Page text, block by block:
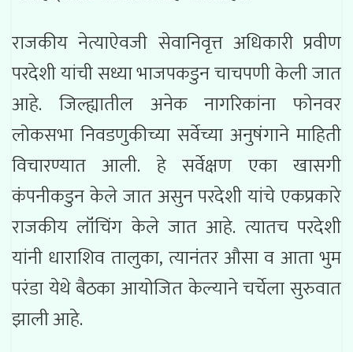
राजकीय नेत्याऐवजी सेवानिवृत्त अधिकारी प्रवीण
परदेशी यांची सध्या भाजपकडुन चाचपणी केली जात
आहे. जिल्ह्यातील अनेक नागरिकांना फोनवर
लोकसभा निवडणुकीच्या सर्वेच्या अनुषंगाने माहिती
विचारण्यात आली. हे सर्वेक्षण एका खासगी
कंपनीकडुन केले जात असुन परदेशी यांचे एकप्रकारे
राजकीय लॉंचिंग केले जात आहे. त्यातच परदेशी
यांनी धाराशिव तालुका, त्यानंतर औसा व आता भुम
परंडा येथे बैठका आयोजित केल्याने चर्चेला सुरुवात
झाली आहे.